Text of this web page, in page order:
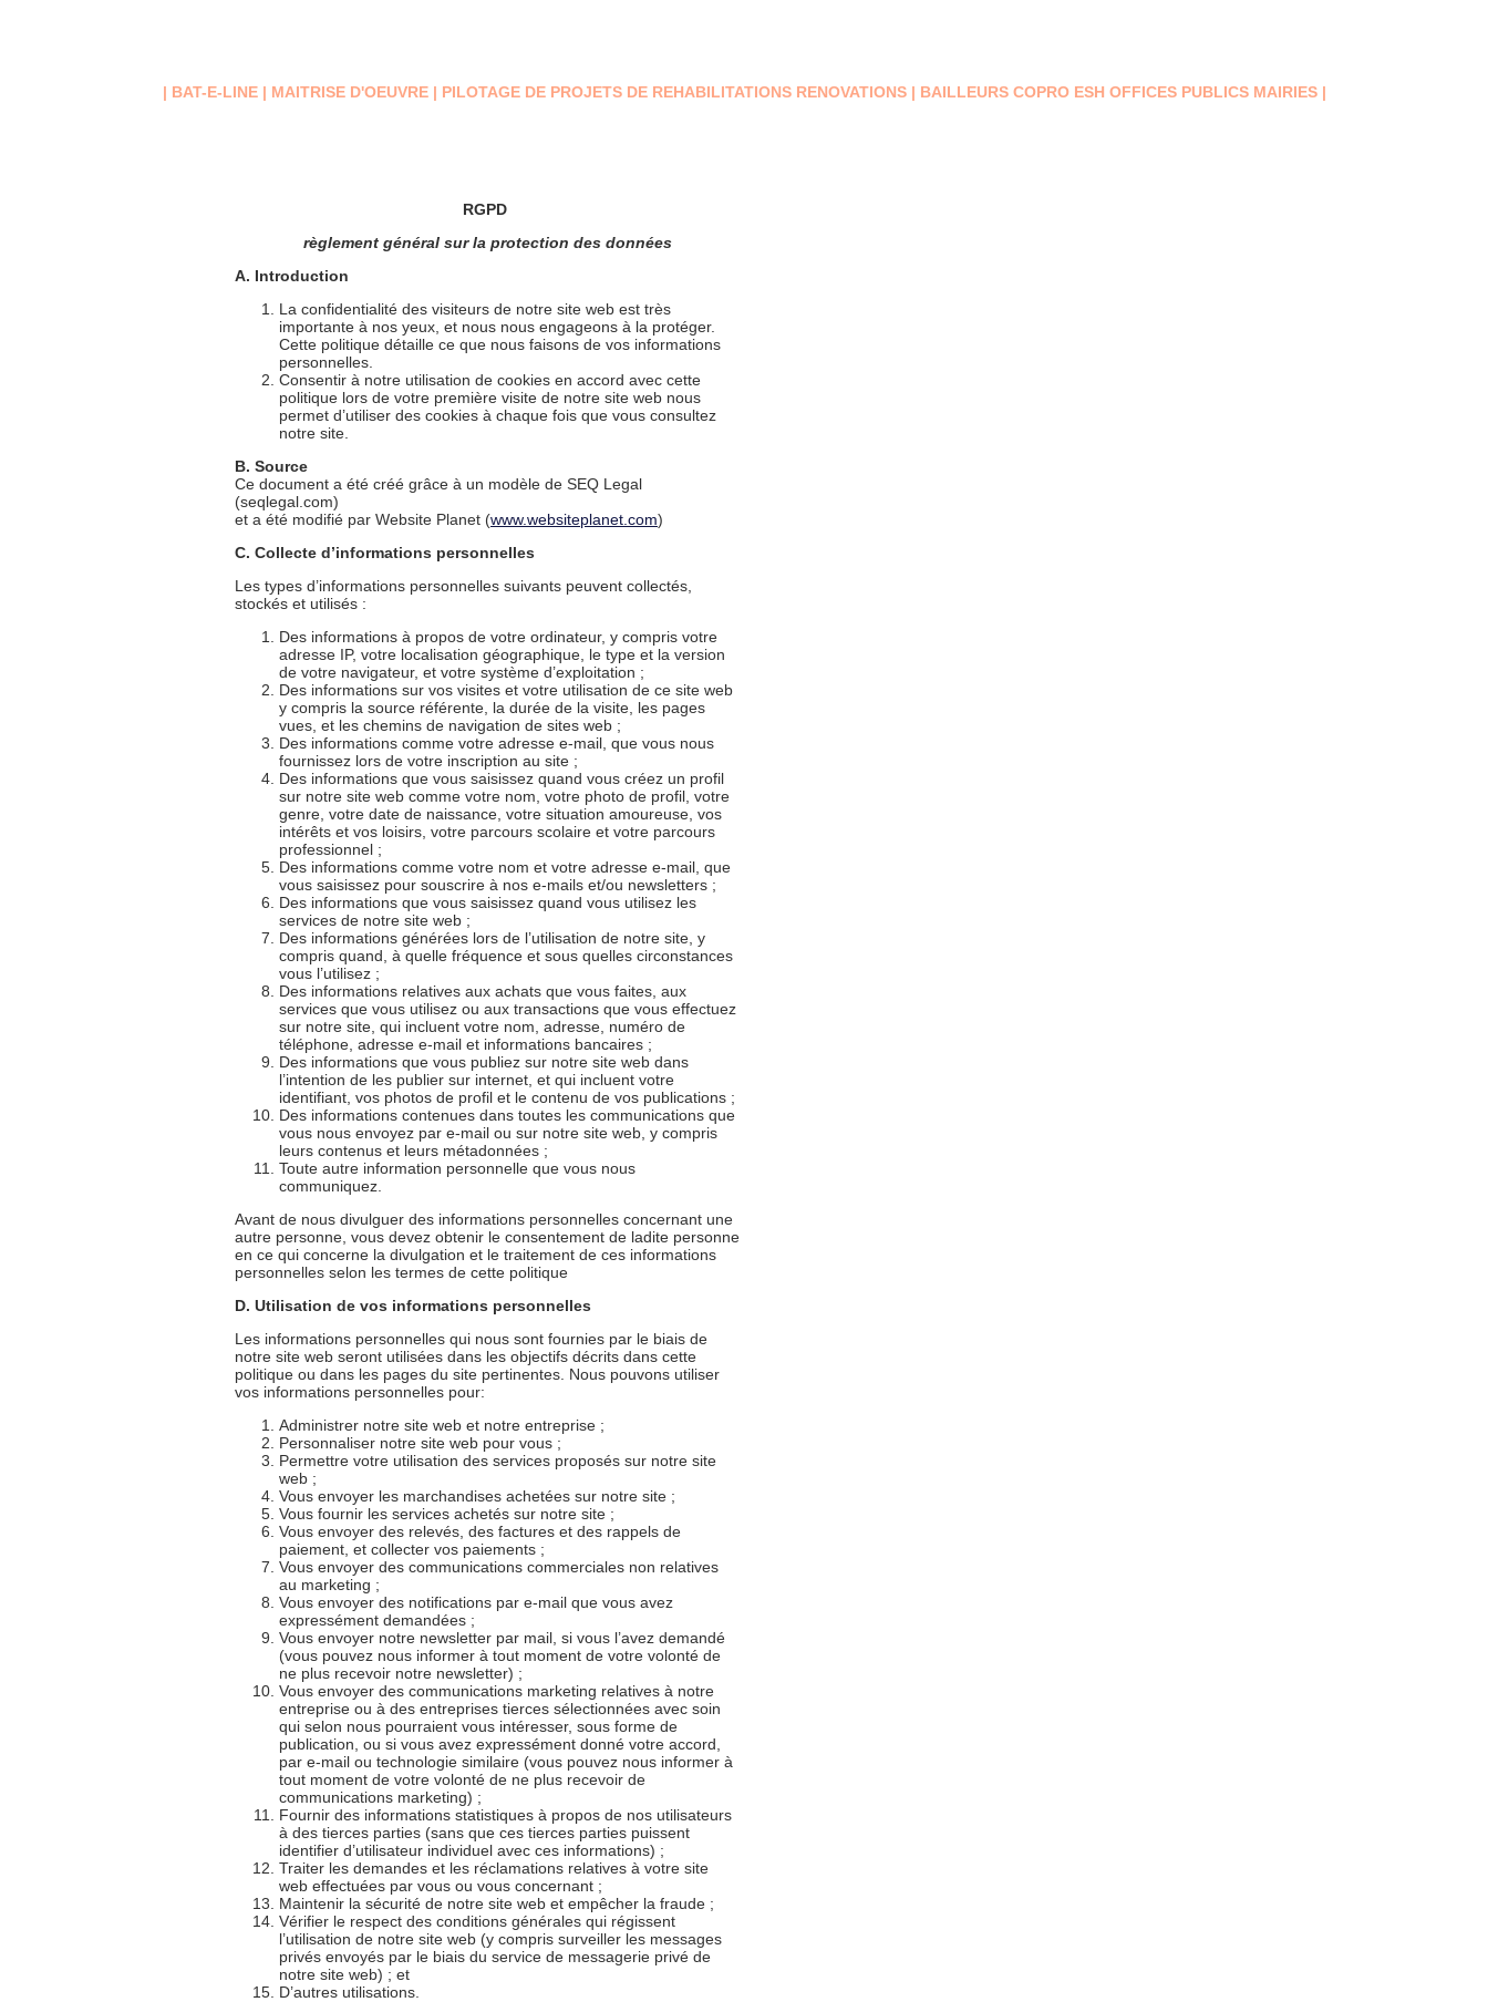
| BAT-E-LINE | MAITRISE D'OEUVRE | PILOTAGE DE PROJETS DE REHABILITATIONS RENOVATIONS | BAILLEURS COPRO ESH OFFICES PUBLICS MAIRIES |
RGPD
règlement général sur la protection des données
A. Introduction
La confidentialité des visiteurs de notre site web est très
importante à nos yeux, et nous nous engageons à la protéger.
Cette politique détaille ce que nous faisons de vos informations
personnelles.
Consentir à notre utilisation de cookies en accord avec cette
politique lors de votre première visite de notre site web nous
permet d’utiliser des cookies à chaque fois que vous consultez
notre site.
B. Source
Ce document a été créé grâce à un modèle de SEQ Legal
(seqlegal.com)
et a été modifié par Website Planet (www.websiteplanet.com)
C. Collecte d’informations personnelles
Les types d’informations personnelles suivants peuvent collectés,
stockés et utilisés :
Des informations à propos de votre ordinateur, y compris votre
adresse IP, votre localisation géographique, le type et la version
de votre navigateur, et votre système d’exploitation ;
Des informations sur vos visites et votre utilisation de ce site web
y compris la source référente, la durée de la visite, les pages
vues, et les chemins de navigation de sites web ;
Des informations comme votre adresse e-mail, que vous nous
fournissez lors de votre inscription au site ;
Des informations que vous saisissez quand vous créez un profil
sur notre site web comme votre nom, votre photo de profil, votre
genre, votre date de naissance, votre situation amoureuse, vos
intérêts et vos loisirs, votre parcours scolaire et votre parcours
professionnel ;
Des informations comme votre nom et votre adresse e-mail, que
vous saisissez pour souscrire à nos e-mails et/ou newsletters ;
Des informations que vous saisissez quand vous utilisez les
services de notre site web ;
Des informations générées lors de l’utilisation de notre site, y
compris quand, à quelle fréquence et sous quelles circonstances
vous l’utilisez ;
Des informations relatives aux achats que vous faites, aux
services que vous utilisez ou aux transactions que vous effectuez
sur notre site, qui incluent votre nom, adresse, numéro de
téléphone, adresse e-mail et informations bancaires ;
Des informations que vous publiez sur notre site web dans
l’intention de les publier sur internet, et qui incluent votre
identifiant, vos photos de profil et le contenu de vos publications ;
Des informations contenues dans toutes les communications que
vous nous envoyez par e-mail ou sur notre site web, y compris
leurs contenus et leurs métadonnées ;
Toute autre information personnelle que vous nous
communiquez.
Avant de nous divulguer des informations personnelles concernant une
autre personne, vous devez obtenir le consentement de ladite personne
en ce qui concerne la divulgation et le traitement de ces informations
personnelles selon les termes de cette politique
D. Utilisation de vos informations personnelles
Les informations personnelles qui nous sont fournies par le biais de
notre site web seront utilisées dans les objectifs décrits dans cette
politique ou dans les pages du site pertinentes. Nous pouvons utiliser
vos informations personnelles pour:
Administrer notre site web et notre entreprise ;
Personnaliser notre site web pour vous ;
Permettre votre utilisation des services proposés sur notre site
web ;
Vous envoyer les marchandises achetées sur notre site ;
Vous fournir les services achetés sur notre site ;
Vous envoyer des relevés, des factures et des rappels de
paiement, et collecter vos paiements ;
Vous envoyer des communications commerciales non relatives
au marketing ;
Vous envoyer des notifications par e-mail que vous avez
expressément demandées ;
Vous envoyer notre newsletter par mail, si vous l’avez demandé
(vous pouvez nous informer à tout moment de votre volonté de
ne plus recevoir notre newsletter) ;
Vous envoyer des communications marketing relatives à notre
entreprise ou à des entreprises tierces sélectionnées avec soin
qui selon nous pourraient vous intéresser, sous forme de
publication, ou si vous avez expressément donné votre accord,
par e-mail ou technologie similaire (vous pouvez nous informer à
tout moment de votre volonté de ne plus recevoir de
communications marketing) ;
Fournir des informations statistiques à propos de nos utilisateurs
à des tierces parties (sans que ces tierces parties puissent
identifier d’utilisateur individuel avec ces informations) ;
Traiter les demandes et les réclamations relatives à votre site
web effectuées par vous ou vous concernant ;
Maintenir la sécurité de notre site web et empêcher la fraude ;
Vérifier le respect des conditions générales qui régissent
l’utilisation de notre site web (y compris surveiller les messages
privés envoyés par le biais du service de messagerie privé de
notre site web) ; et
D’autres utilisations.